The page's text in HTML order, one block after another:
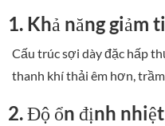
1. Khả năng giảm
Cấu trúc sợi dày đặc hấp
thanh khí thải êm hơn,
2. Độ ổn định